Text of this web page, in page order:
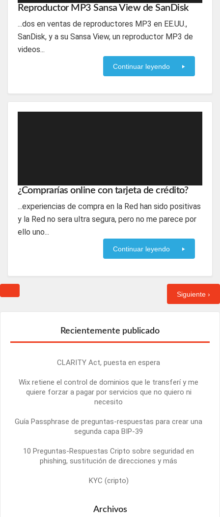
Reproductor MP3 Sansa View de SanDisk
...dos en ventas de reproductores MP3 en EE.UU.,
SanDisk, y a su Sansa View, un reproductor MP3 de
videos...
Continuar leyendo
¿Comprarías online con tarjeta de crédito?
...experiencias de compra en la Red han sido positivas
y la Red no sera ultra segura, pero no me parece por
ello uno...
Continuar leyendo
Siguiente ›
Recientemente publicado
CLARITY Act, puesta en espera
Wix retiene el control de dominios que le transferí y me
quiere forzar a pagar por servicios que no quiero ni
necesito
Guía Passphrase de preguntas-respuestas para crear una
segunda capa BIP-39
10 Preguntas-Respuestas Cripto sobre seguridad en
phishing, sustitución de direcciones y más
KYC (cripto)
Archivos